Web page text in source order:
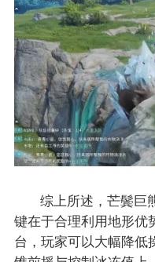
综上所述，芒鬓巨
键在于合理利用地形优
台，玩家可以大幅降低